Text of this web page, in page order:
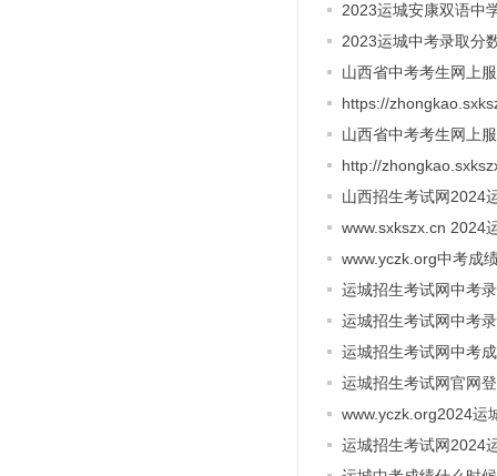
2023运城安康双语中
2023运城中考录取分
山西省中考考生网上
https://
山西省中考考生网上
http://
山西招生考试网2024
www.sxkszx.cn 2024
www.yczk.org中考成
运城招生考试网中考
运城招生考试网中考
运城招生考试网中考
运城招生考试网官网
www.yczk.org2024运
运城招生考试网2024